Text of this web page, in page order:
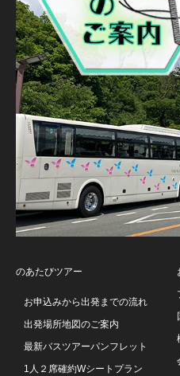
のあたびツアー
お申込みから出発までの流れ
出発場所地図のご案内
最新バスツアーパンフレット
1人２席確約Wシートプラン